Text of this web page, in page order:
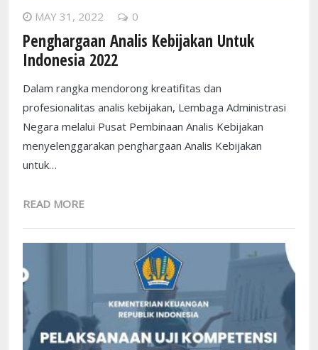
MAY 31, 2022 0
Penghargaan Analis Kebijakan Untuk
Indonesia 2022
Dalam rangka mendorong kreatifitas dan
profesionalitas analis kebijakan, Lembaga Administrasi
Negara melalui Pusat Pembinaan Analis Kebijakan
menyelenggarakan penghargaan Analis Kebijakan
untuk…
READ MORE